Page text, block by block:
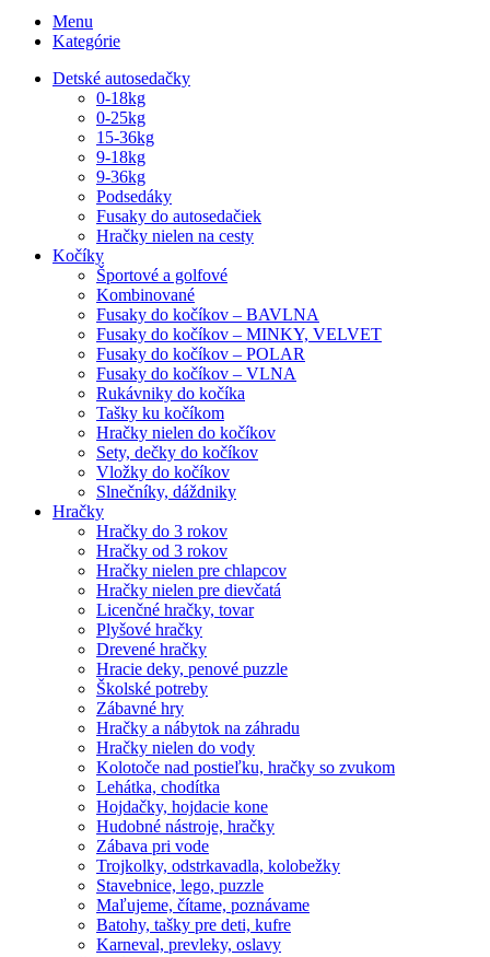
Menu
Kategórie
Detské autosedačky
0-18kg
0-25kg
15-36kg
9-18kg
9-36kg
Podsedáky
Fusaky do autosedačiek
Hračky nielen na cesty
Kočíky
Športové a golfové
Kombinované
Fusaky do kočíkov – BAVLNA
Fusaky do kočíkov – MINKY, VELVET
Fusaky do kočíkov – POLAR
Fusaky do kočíkov – VLNA
Rukávniky do kočíka
Tašky ku kočíkom
Hračky nielen do kočíkov
Sety, dečky do kočíkov
Vložky do kočíkov
Slnečníky, dáždniky
Hračky
Hračky do 3 rokov
Hračky od 3 rokov
Hračky nielen pre chlapcov
Hračky nielen pre dievčatá
Licenčné hračky, tovar
Plyšové hračky
Drevené hračky
Hracie deky, penové puzzle
Školské potreby
Zábavné hry
Hračky a nábytok na záhradu
Hračky nielen do vody
Kolotoče nad postieľku, hračky so zvukom
Lehátka, chodítka
Hojdačky, hojdacie kone
Hudobné nástroje, hračky
Zábava pri vode
Trojkolky, odstrkavadla, kolobežky
Stavebnice, lego, puzzle
Maľujeme, čítame, poznávame
Batohy, tašky pre deti, kufre
Karneval, prevleky, oslavy